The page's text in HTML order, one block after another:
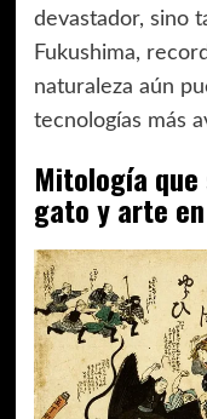
devastador, sino
Fukushima,
naturaleza aún
tecnologías más
Mitología que
gato y arte